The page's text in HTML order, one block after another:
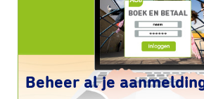
Beheer al je